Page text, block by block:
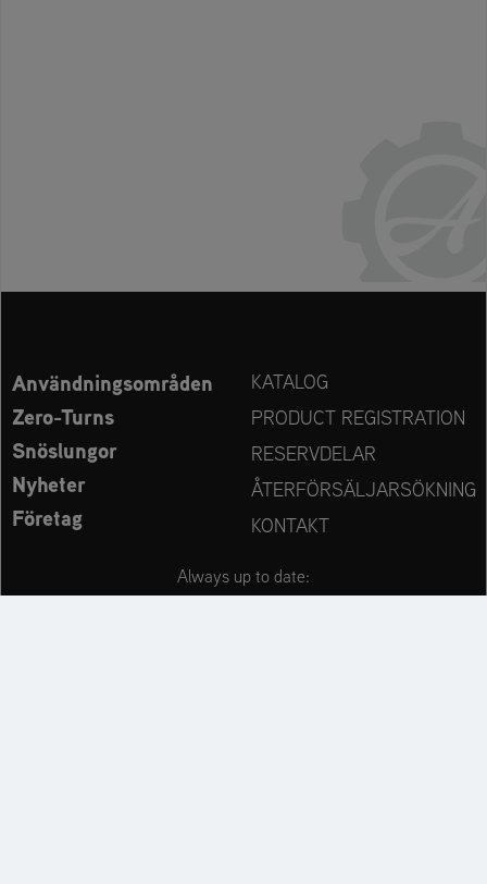
Användningsområden
Zero-Turns
Snöslungor
Nyheter
Företag
KATALOG
PRODUCT REGISTRATION
RESERVDELAR
ÅTERFÖRSÄLJARSÖKNING
KONTAKT
Always up to date: